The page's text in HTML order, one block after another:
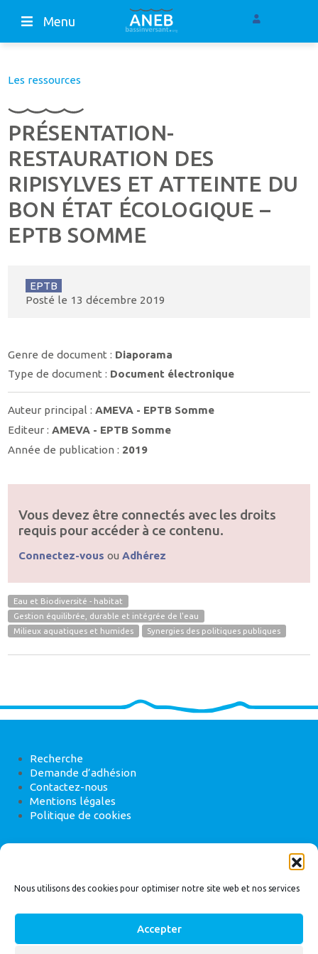
Nous utilisons des cookies pour optimiser notre site web et nos services
Accepter
Menu
Les ressources
PRÉSENTATION-
RESTAURATION DES
RIPISYLVES ET ATTEINTE DU
BON ÉTAT ÉCOLOGIQUE –
EPTB SOMME
EPTB
Posté le 13 décembre 2019
Genre de document : Diaporama
Type de document : Document électronique
Auteur principal :AMEVA - EPTB Somme
Editeur :AMEVA - EPTB Somme
Année de publication : 2019
Vous devez être connectés avec les droits
requis pour accéder à ce contenu.
Connectez-vous ouAdhérez
Eau et Biodiversité - habitat
Gestion équilibrée, durable et intégrée de l'eau
Milieux aquatiques et humides
Synergies des politiques publiques
Recherche
Demande d’adhésion
Contactez-nous
Mentions légales
Politique de cookies